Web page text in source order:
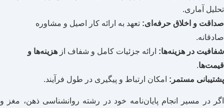
تحلیل آماری.
صداقت و اخلاق حرفه‌ای: تعهد به ارائه کار اصیل و مشاوره
صادقانه.
شفافیت در هزینه‌ها: ارائه جزئیات کامل و شفاف از هزینه‌ها و
قیمت‌ها.
پشتیبانی مستمر: امکان ارتباط و پیگیری در طول فرآیند.
اگر در مسیر انجام پایان‌نامه خود در رشته روانشناسی ذهن، مغز و